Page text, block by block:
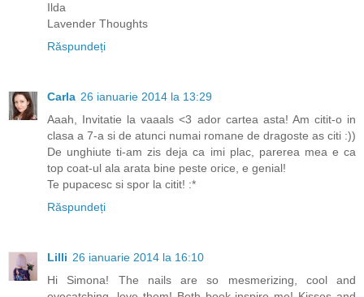
Ilda
Lavender Thoughts
Răspundeți
Carla 26 ianuarie 2014 la 13:29
Aaah, Invitatie la vaaals <3 ador cartea asta! Am citit-o in
clasa a 7-a si de atunci numai romane de dragoste as citi :))
De unghiute ti-am zis deja ca imi plac, parerea mea e ca
top coat-ul ala arata bine peste orice, e genial!
Te pupacesc si spor la citit! :*
Răspundeți
Lilli 26 ianuarie 2014 la 16:10
Hi Simona! The nails are so mesmerizing, cool and